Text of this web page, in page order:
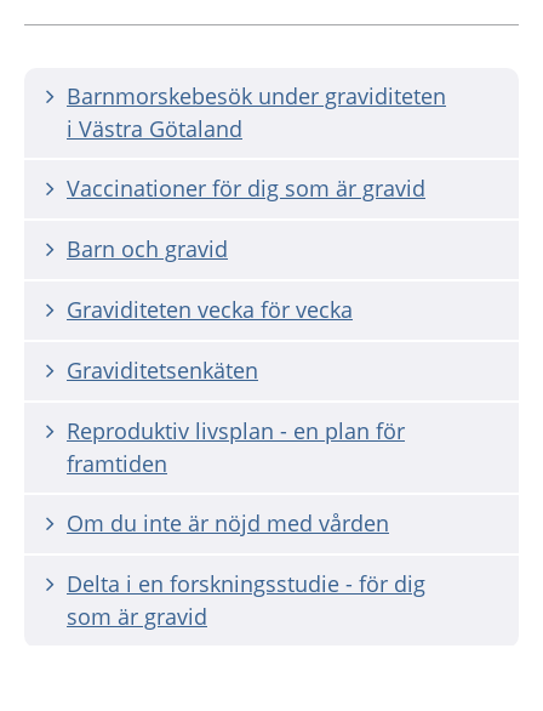
Barnmorskebesök under graviditeten
i Västra Götaland
Vaccinationer för dig som är gravid
Barn och gravid
Graviditeten vecka för vecka
Graviditetsenkäten
Reproduktiv livsplan - en plan för
framtiden
Om du inte är nöjd med vården
Delta i en forskningsstudie - för dig
som är gravid